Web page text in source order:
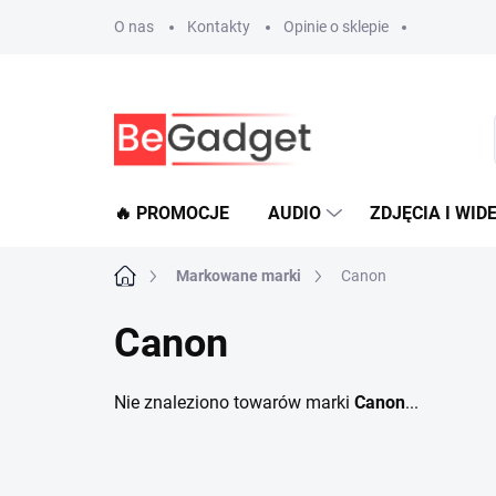
O nas Kontakty Opinie o sklepie
🔥 PROMOCJE AUDIO ZDJĘCIA I
Home Markowane marki Canon
Canon
Nie znaleziono towarów marki Canon...